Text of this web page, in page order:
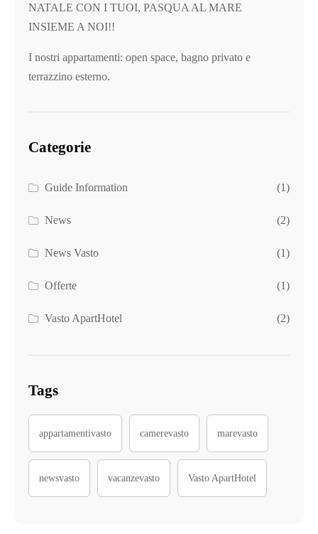
NATALE CON I TUOI, PASQUA AL MARE
INSIEME A NOI!!
I nostri appartamenti: open space, bagno privato e
terrazzino esterno.
Categorie
Guide Information (1)
News (2)
News Vasto (1)
Offerte (1)
Vasto ApartHotel (2)
Tags
appartamentivasto camerevasto marevasto
newsvasto vacanzevasto Vasto ApartHotel